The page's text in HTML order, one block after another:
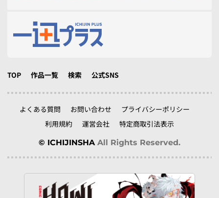
TOP 作品一覧 検索 公式SNS
よくある質問 お問い合わせ
プライバシーポリシー
利用規約
運営会社 特定商取引法表示
© ICHIJINSHA All Rights Reserved.